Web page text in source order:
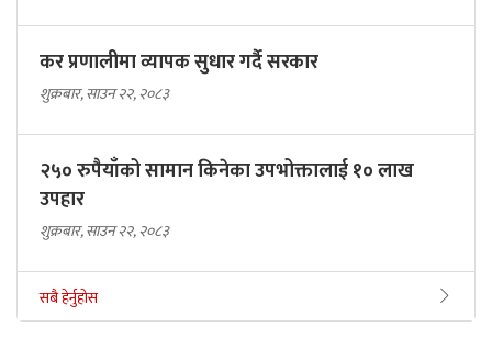
कर प्रणालीमा व्यापक सुधार गर्दै सरकार
शुक्रबार, साउन २२, २०८३
२५० रुपैयाँको सामान किनेका उपभोक्तालाई १० लाख
उपहार
शुक्रबार, साउन २२, २०८३
सबै हेर्नुहोस